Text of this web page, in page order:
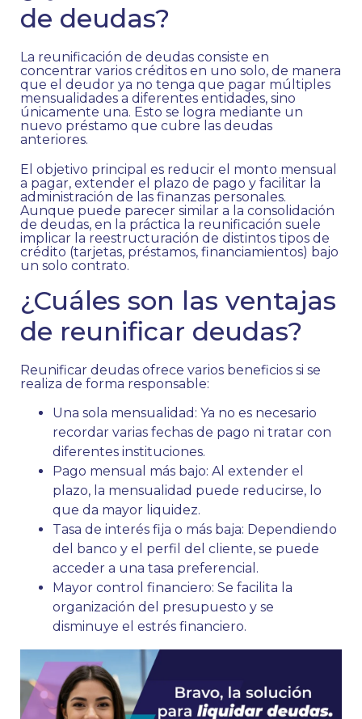
de deudas?
La reunificación de deudas consiste en
concentrar varios créditos en uno solo, de manera
que el deudor ya no tenga que pagar múltiples
mensualidades a diferentes entidades, sino
únicamente una. Esto se logra mediante un
nuevo préstamo que cubre las deudas
anteriores.
El objetivo principal es reducir el monto mensual
a pagar, extender el plazo de pago y facilitar la
administración de las finanzas personales.
Aunque puede parecer similar a la consolidación
de deudas, en la práctica la reunificación suele
implicar la reestructuración de distintos tipos de
crédito (tarjetas, préstamos, financiamientos) bajo
un solo contrato.
¿Cuáles son las ventajas
de reunificar deudas?
Reunificar deudas ofrece varios beneficios si se
realiza de forma responsable:
Una sola mensualidad: Ya no es necesario
recordar varias fechas de pago ni tratar con
diferentes instituciones.
Pago mensual más bajo: Al extender el
plazo, la mensualidad puede reducirse, lo
que da mayor liquidez.
Tasa de interés fija o más baja: Dependiendo
del banco y el perfil del cliente, se puede
acceder a una tasa preferencial.
Mayor control financiero: Se facilita la
organización del presupuesto y se
disminuye el estrés financiero.